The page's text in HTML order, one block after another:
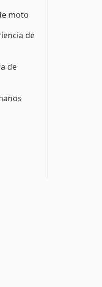
moto
de
de